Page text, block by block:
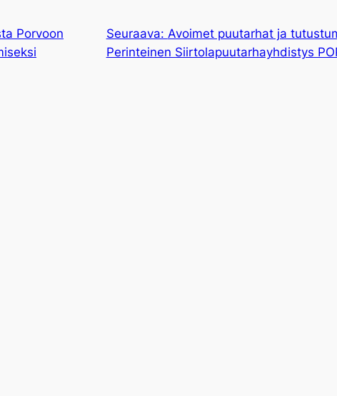
Porvoon
Seuraava: Avoimet puutarhat ja
Perinteinen Siirtolapuutarhayhdistys